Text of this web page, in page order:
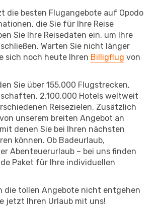
die besten Flugangebote auf Opodo
die Sie für Ihre Reise
Sie Ihre Reisedaten ein, um Ihre
Warten Sie nicht länger
sich noch heute Ihren Billigflug von
Sie über 155.000 Flugstrecken,
2.100.000 Hotels weltweit
Reisezielen. Zusätzlich
unserem breiten Angebot an
denen Sie bei Ihren nächsten
können. Ob Badeurlaub,
Abenteuerurlaub – bei uns finden
Paket für Ihre individuellen
die tollen Angebote nicht entgehen
jetzt Ihren Urlaub mit uns!